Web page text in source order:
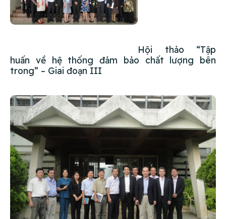
Hội thảo “Tập
huấn về hệ thống đảm bảo chất lượng bên
trong” – Giai đoạn III